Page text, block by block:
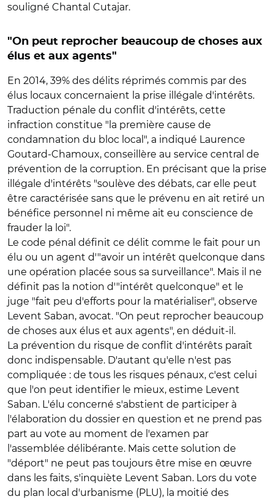
souligné Chantal Cutajar.
"On peut reprocher beaucoup de choses aux
élus et aux agents"
En 2014, 39% des délits réprimés commis par des
élus locaux concernaient la prise illégale d'intérêts.
Traduction pénale du conflit d'intérêts, cette
infraction constitue "la première cause de
condamnation du bloc local", a indiqué Laurence
Goutard-Chamoux, conseillère au service central de
prévention de la corruption. En précisant que la prise
illégale d'intérêts "soulève des débats, car elle peut
être caractérisée sans que le prévenu en ait retiré un
bénéfice personnel ni même ait eu conscience de
frauder la loi".
Le code pénal définit ce délit comme le fait pour un
élu ou un agent d'"avoir un intérêt quelconque dans
une opération placée sous sa surveillance". Mais il ne
définit pas la notion d'"intérêt quelconque" et le
juge "fait peu d'efforts pour la matérialiser", observe
Levent Saban, avocat. "On peut reprocher beaucoup
de choses aux élus et aux agents", en déduit-il.
La prévention du risque de conflit d'intérêts paraît
donc indispensable. D'autant qu'elle n'est pas
compliquée : de tous les risques pénaux, c'est celui
que l'on peut identifier le mieux, estime Levent
Saban. L'élu concerné s'abstient de participer à
l'élaboration du dossier en question et ne prend pas
part au vote au moment de l'examen par
l'assemblée délibérante. Mais cette solution de
"déport" ne peut pas toujours être mise en œuvre
dans les faits, s'inquiète Levent Saban. Lors du vote
du plan local d'urbanisme (PLU), la moitié des